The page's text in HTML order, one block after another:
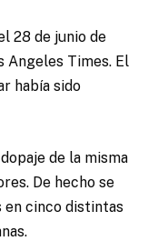
28 de junio de
Angeles Times. El
había sido
de la misma
De hecho se
en cinco distintas